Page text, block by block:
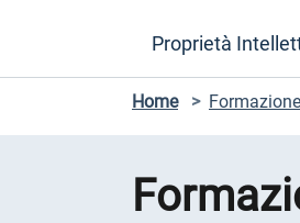
Proprietà
Home >